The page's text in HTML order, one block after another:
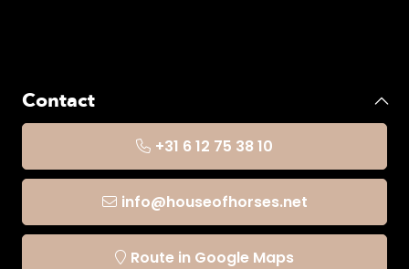
Contact
+31 6 12 75 38 10
info@houseofhorses.net
Route in Google Maps